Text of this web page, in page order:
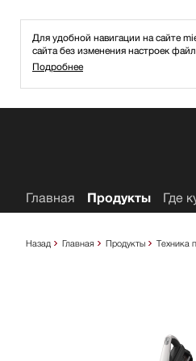
Для удобной навигации на сайте
сайта без изменения настроек
Подробнее
Назад Главная Продукты Техника
Главная Продукты Где